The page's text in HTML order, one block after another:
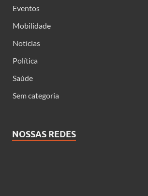
Eventos
Mobilidade
Notícias
Política
Saúde
Sem categoria
NOSSAS REDES